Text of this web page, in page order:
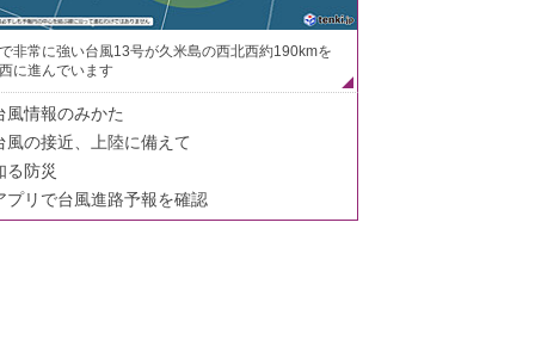
非常に強い台風13号が久米島の西北西約190kmを
に進んでいます
風情報のみかた
風の接近、上陸に備えて
る防災
プリで台風進路予報を確認